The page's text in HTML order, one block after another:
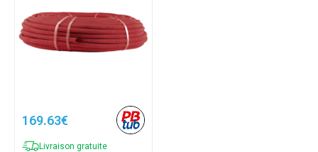
169.63€
Livraison gratuite